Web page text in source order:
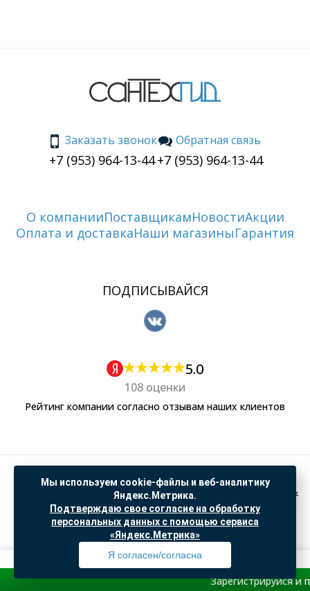
Заказать звонок
+7 (953) 964-13-44
Обратная связь
+7 (953) 964-13-44
О компанииПоставщикамНовостиАкции
Оплата и доставкаНаши магазиныГарантия
ПОДПИСЫВАЙСЯ
5.0
108 оценки
Рейтинг компании согласно отзывам наших клиентов
Политика обработки персональных данных
Согласие на обработку данных Яндекс Метрика
"© ООО “САНТЕХГИД”, 2026. Все права защищены. Предложение не является публичной
офертой, цены и информация на сайте ознакомительные
Доработка и продвижение вSO.USE
Мы используем cookie-файлы и веб-аналитику
Яндекс.Метрика.
Подтверждаю свое согласие на обработку
персональных данных с помощью сервиса
«Яндекс.Метрика»
Я согласен/согласна
Профиль Товары Поиск Избранное Корзина
Зарегистрируйся и получи